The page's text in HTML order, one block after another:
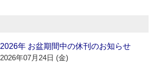
2026年 お盆期間中の休刊のお知らせ
2026年07月24日 (金)